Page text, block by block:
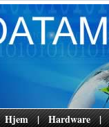
Hjem | Hardware |